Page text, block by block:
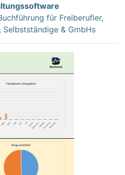
für Freiberufler,
Selbstständige & GmbHs